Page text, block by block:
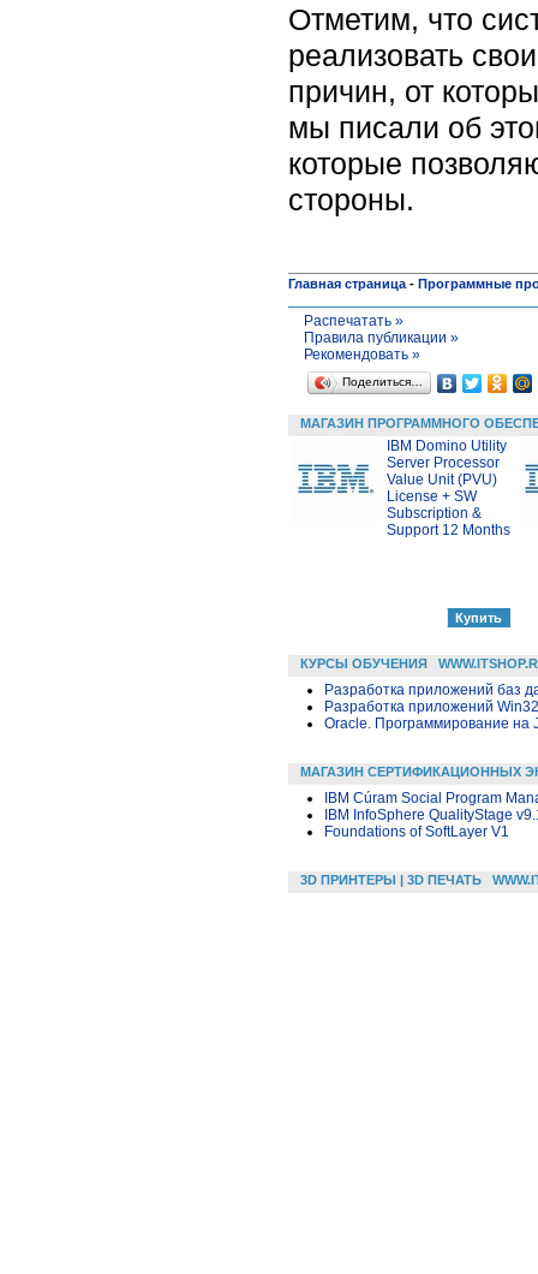
Отметим, что
реализовать
причин, от
мы писали об
которые
стороны.
Главная страница - Программные
Распечатать »
Правила публикации »
Рекомендовать »
Поделиться…
МАГАЗИН ПРОГРАММНОГО
IBM Domino Utility
Server Processor
Value Unit (PVU)
License + SW
Subscription &
Support 12 Months
КУРСЫ ОБУЧЕНИЯ
Разработка приложений баз
Разработка приложений
Oracle. Программирование на
МАГАЗИН СЕРТИФИКАЦИОННЫХ
IBM Cúram Social Program
IBM InfoSphere QualityStage
Foundations of SoftLayer V1
3D ПРИНТЕРЫ | 3D ПЕЧАТЬ